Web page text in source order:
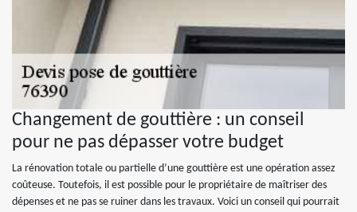
Changement de gouttière : un conseil
pour ne pas dépasser votre budget
La rénovation totale ou partielle d’une gouttière est une opération assez
coûteuse. Toutefois, il est possible pour le propriétaire de maîtriser des
dépenses et ne pas se ruiner dans les travaux. Voici un conseil qui pourrait